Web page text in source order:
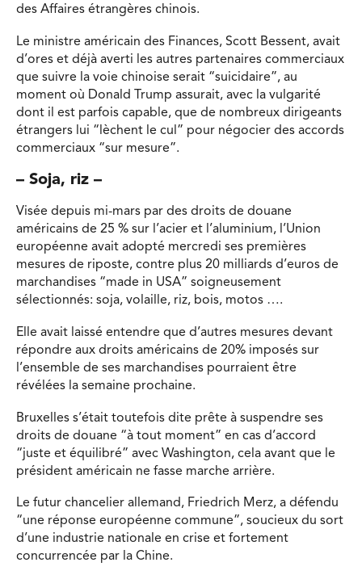
des Affaires étrangères chinois.
Le ministre américain des Finances, Scott Bessent, avait
d’ores et déjà averti les autres partenaires commerciaux
que suivre la voie chinoise serait “suicidaire”, au
moment où Donald Trump assurait, avec la vulgarité
dont il est parfois capable, que de nombreux dirigeants
étrangers lui “lèchent le cul” pour négocier des accords
commerciaux “sur mesure”.
– Soja, riz –
Visée depuis mi-mars par des droits de douane
américains de 25 % sur l’acier et l’aluminium, l’Union
européenne avait adopté mercredi ses premières
mesures de riposte, contre plus 20 milliards d’euros de
marchandises “made in USA” soigneusement
sélectionnés: soja, volaille, riz, bois, motos ….
Elle avait laissé entendre que d’autres mesures devant
répondre aux droits américains de 20% imposés sur
l’ensemble de ses marchandises pourraient être
révélées la semaine prochaine.
Bruxelles s’était toutefois dite prête à suspendre ses
droits de douane “à tout moment” en cas d’accord
“juste et équilibré” avec Washington, cela avant que le
président américain ne fasse marche arrière.
Le futur chancelier allemand, Friedrich Merz, a défendu
“une réponse européenne commune”, soucieux du sort
d’une industrie nationale en crise et fortement
concurrencée par la Chine.